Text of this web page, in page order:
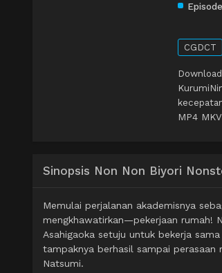
CGDCT
Download
MP4
Sinopsis Non Non Biyori
Memulai perjalanan akademisnya
mengkhawatirkan—pekerjaan rumah!
Asahigaoka setuju untuk bekerja
tampaknya berhasil sampai perasaan
Natsumi.